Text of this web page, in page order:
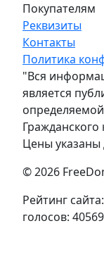
Покупателям
Реквизиты
Контакты
Политика
"Вся
является
Гражданского
Цены указаны
© 2026
Рейтинг
голосов: 40569